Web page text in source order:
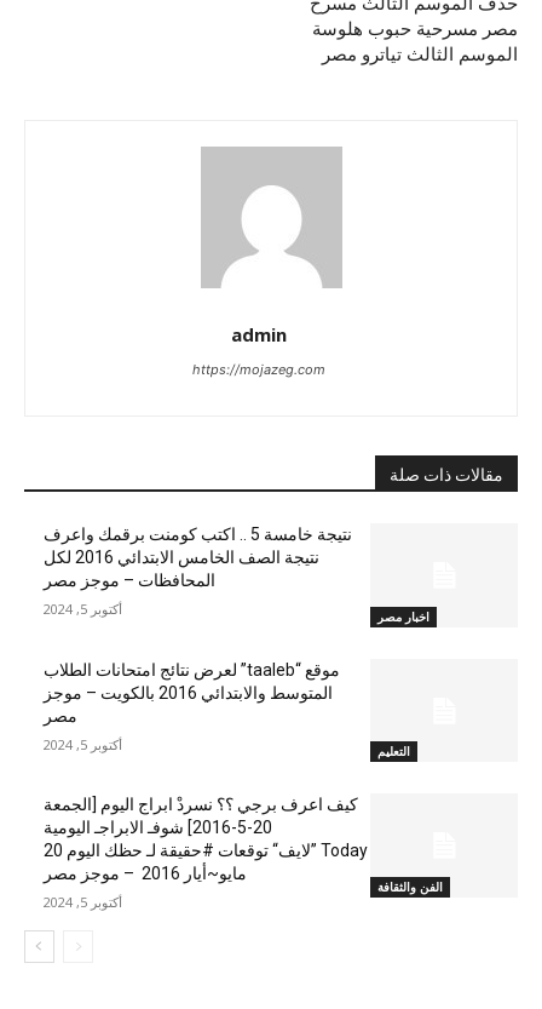
مصر مسرحية حبوب هلوسة
الموسم الثالث تياترو مصر
admin
https://mojazeg.com
مقالات ذات صلة
اخبار مصر
نتيجة خامسة 5 .. اكتب كومنت برقمك واعرف
نتيجة الصف الخامس الابتدائي 2016 لكل
المحافظات – موجز مصر
أكتوبر 5, 2024
التعليم
موقع “taaleb” لعرض نتائج امتحانات الطلاب
المتوسط والابتدائي 2016 بالكويت – موجز
مصر
أكتوبر 5, 2024
الفن والثقافة
كيف اعرف برجي ؟؟ نسردْ ابراج اليوم [الجمعة
20-5-2016] شوفـ الابراجـ اليومية
Today ”لايف“ توقعات #حقيقة لـ حظك اليوم 20
مايو~أيار 2016 – موجز مصر
أكتوبر 5, 2024